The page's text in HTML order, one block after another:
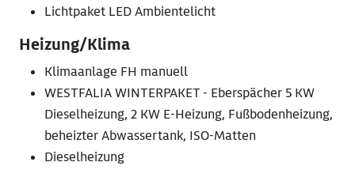
Lichtpaket LED Ambientelicht
Heizung/Klima
Klimaanlage FH manuell
WESTFALIA WINTERPAKET - Eberspächer 5 KW
Dieselheizung, 2 KW E-Heizung, Fußbodenheizung,
beheizter Abwassertank, ISO-Matten
Dieselheizung